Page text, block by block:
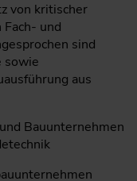
von kritischer
und
sind
sowie
aus
Bauunternehmen